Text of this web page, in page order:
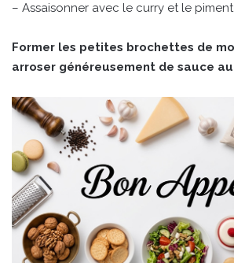
– Assaisonner avec le curry et le
Former les petites brochettes de
arroser généreusement de sauce au